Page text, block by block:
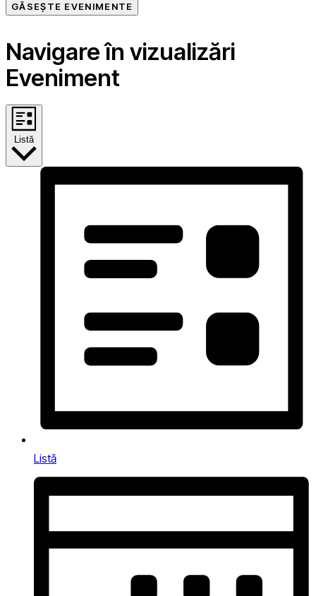
GĂSEȘTE EVENIMENTE
Navigare în vizualizări
Eveniment
Listă
Listă